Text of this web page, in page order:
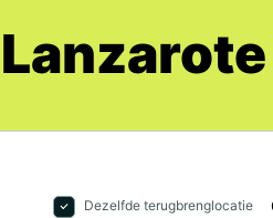
Dezelfde terugbrenglocatie